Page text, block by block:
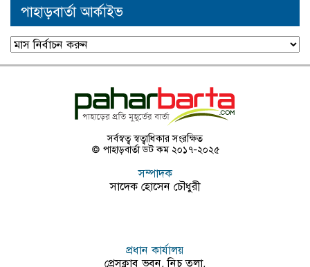
পাহাড়বার্তা আর্কাইভ
পাহাড়বার্তা
আর্কাইভ
সর্বস্বত্ব স্বত্বাধিকার সংরক্ষিত
© পাহাড়বার্তা ডট কম ২০১৭-২০২৫
সম্পাদক
সাদেক হোসেন চৌধুরী
প্রধান কার্যালয়
প্রেসক্লাব ভবন, নিচ তলা,